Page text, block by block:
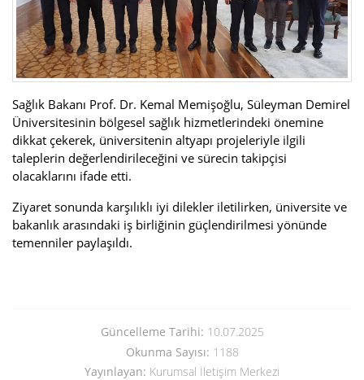
Sağlık Bakanı Prof. Dr. Kemal Memişoğlu, Süleyman Demirel
Üniversitesinin bölgesel sağlık hizmetlerindeki önemine
dikkat çekerek, üniversitenin altyapı projeleriyle ilgili
taleplerin değerlendirileceğini ve sürecin takipçisi
olacaklarını ifade etti.
Ziyaret sonunda karşılıklı iyi dilekler iletilirken, üniversite ve
bakanlık arasındaki iş birliğinin güçlendirilmesi yönünde
temenniler paylaşıldı.
Güncelleme Tarihi: 10.07.2025
Okunma Sayısı: 1188
Yayınlayan: Kurumsal İletişim Merkezi